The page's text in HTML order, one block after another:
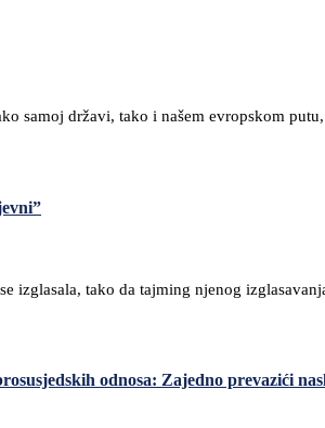
samoj državi, tako i našem evropskom
izglasala, tako da tajming njenog
odnosa: Zajedno prevazići